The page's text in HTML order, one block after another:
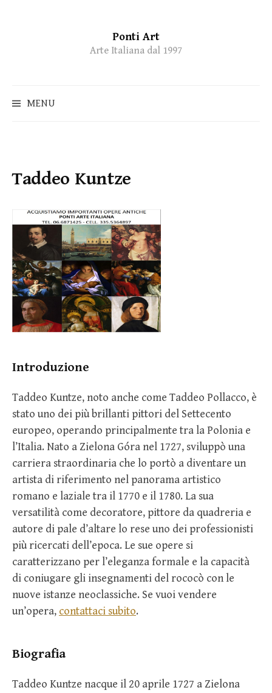
Ponti Art
Arte Italiana dal 1997
MENU
Taddeo Kuntze
Introduzione
Taddeo Kuntze, noto anche come Taddeo Pollacco, è
stato uno dei più brillanti pittori del Settecento
europeo, operando principalmente tra la Polonia e
l’Italia. Nato a Zielona Góra nel 1727, sviluppò una
carriera straordinaria che lo portò a diventare un
artista di riferimento nel panorama artistico
romano e laziale tra il 1770 e il 1780. La sua
versatilità come decoratore, pittore da quadreria e
autore di pale d’altare lo rese uno dei professionisti
più ricercati dell’epoca. Le sue opere si
caratterizzano per l’eleganza formale e la capacità
di coniugare gli insegnamenti del rococò con le
nuove istanze neoclassiche. Se vuoi vendere
un’opera, contattaci subito.
Biografia
Taddeo Kuntze nacque il 20 aprile 1727 a Zielona